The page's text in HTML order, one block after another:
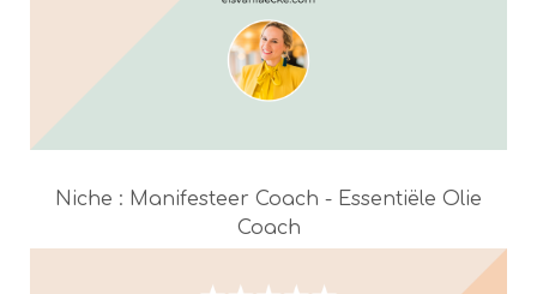
Niche : Manifesteer Coach - Essentiële Olie
Coach